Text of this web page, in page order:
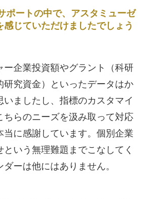
ポートの中で、アスタミューゼ
感じていただけましたでしょう
ー企業投資額やグラント（科研
研究資金）といったデータはか
いましたし、指標のカスタマイ
ちらのニーズを汲み取って対応
当に感謝しています。個別企業
という無理難題までこなしてく
ーは他にはありません。